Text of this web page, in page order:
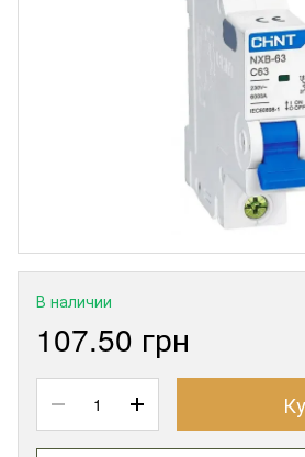
В наличии
107.50 грн